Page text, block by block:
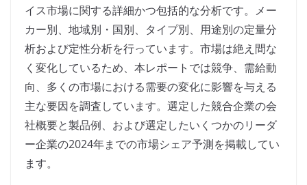
イス市場に関する詳細かつ包括的な分析です。メー
カー別、地域別・国別、タイプ別、用途別の定量分
析および定性分析を行っています。市場は絶え間な
く変化しているため、本レポートでは競争、需給動
向、多くの市場における需要の変化に影響を与える
主な要因を調査しています。選定した競合企業の会
社概要と製品例、および選定したいくつかのリーダ
ー企業の2024年までの市場シェア予測を掲載してい
ます。